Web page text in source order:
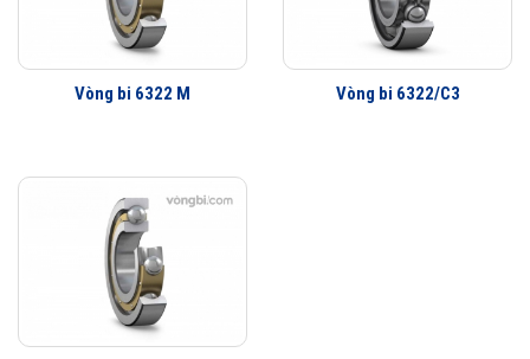
Vòng bi 6322 được phân phối chính hãng
Đại lý ủy quyền SKF chính hãng - SKF Authorized Distributor
Hotline 24/7:
079 66 55 386
Vòng bi 6322 M Vòng bi 6322/C3